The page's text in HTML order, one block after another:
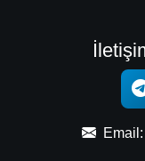
Email: